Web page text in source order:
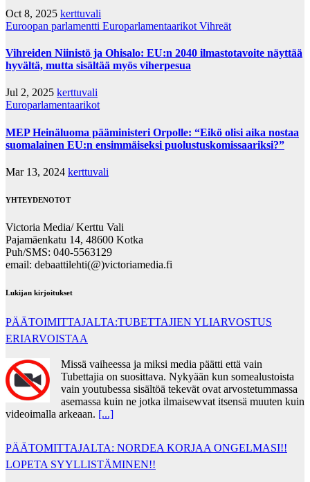
Oct 8, 2025 kerttuvali
Euroopan parlamentti Europarlamentaarikot Vihreät
Vihreiden Niinistö ja Ohisalo: EU:n 2040 ilmastotavoite näyttää
hyvältä, mutta sisältää myös viherpesua
Jul 2, 2025 kerttuvali
Europarlamentaarikot
MEP Heinäluoma pääministeri Orpolle: “Eikö olisi aika nostaa
suomalainen EU:n ensimmäiseksi puolustuskomissaariksi?”
Mar 13, 2024 kerttuvali
YHTEYDENOTOT
Victoria Media/ Kerttu Vali
Pajamäenkatu 14, 48600 Kotka
Puh/SMS: 040-5563129
email: debaattilehti(@)victoriamedia.fi
Lukijan kirjoitukset
PÄÄTOIMITTAJALTA:TUBETTAJIEN YLIARVOSTUS
ERIARVOISTAA
Missä vaiheessa ja miksi media päätti että vain
Tubettajia on suosittava. Nykyään kun somealustoista
vain youtubessa sisältöä tekevät ovat arvostetummassa
asemassa kuin ne jotka ilmaisewvat itsensä muuten kuin
videoimalla arkeaan. [...]
PÄÄTOMITTAJALTA: NORDEA KORJAA ONGELMASI!!
LOPETA SYYLLISTÄMINEN!!